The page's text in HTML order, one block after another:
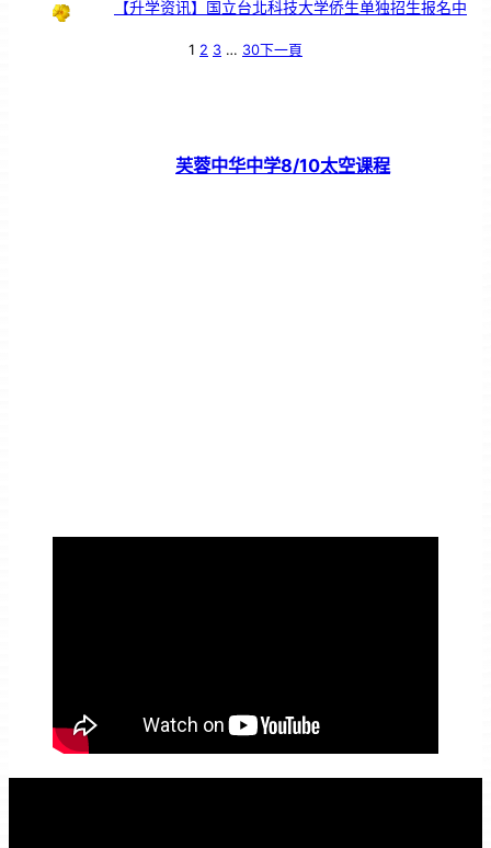
【升学资讯】国立台北科技大学侨生单独招生报名中
1 2 3 … 30下一頁
芙蓉中华中学8/10太空课程